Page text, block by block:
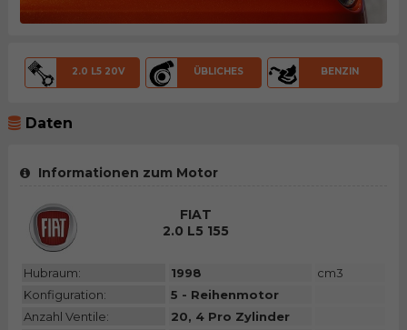
2.0 L5 20V ÜBLICHES BENZIN
Daten
Informationen zum Motor
FIAT
2.0 L5 155
Hubraum: 1998
cm3
Konfiguration:
5 - Reihenmotor
Anzahl Ventile:
20, 4 Pro Zylinder